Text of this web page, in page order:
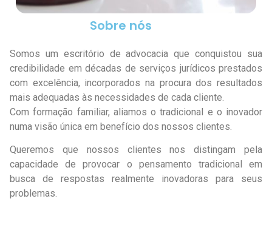
Sobre nós
Somos um escritório de advocacia que conquistou sua
credibilidade em décadas de serviços jurídicos prestados
com excelência, incorporados na procura dos resultados
mais adequadas às necessidades de cada cliente.
Com formação familiar, aliamos o tradicional e o inovador
numa visão única em benefício dos nossos clientes.
Queremos que nossos clientes nos distingam pela
capacidade de provocar o pensamento tradicional em
busca de respostas realmente inovadoras para seus
problemas.